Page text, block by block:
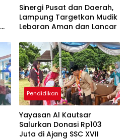
Sinergi Pusat dan Daerah,
Lampung Targetkan Mudik
Lebaran Aman dan Lancar
Pendidikan
Yayasan Al Kautsar
Salurkan Donasi Rp103
Juta di Ajang SSC XVII